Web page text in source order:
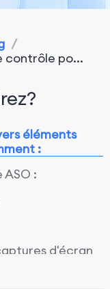
/
contrôle po...
éléments
:
:
d'écran